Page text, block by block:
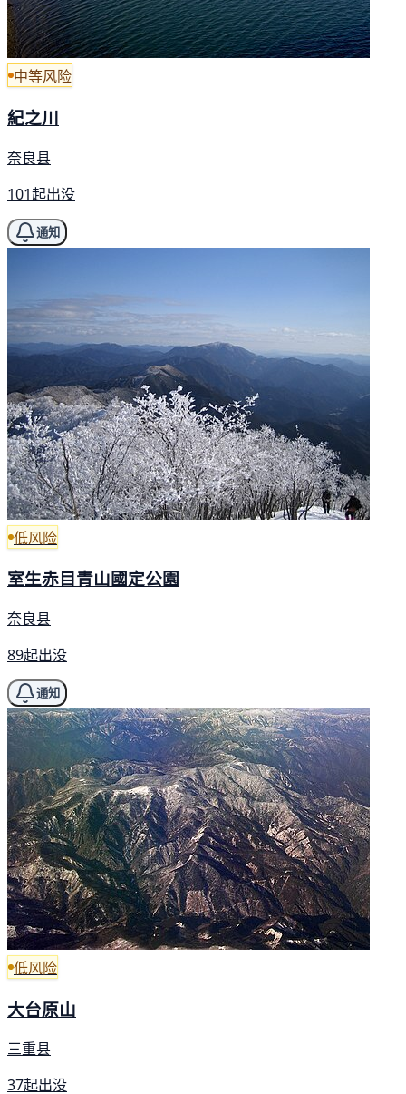
中等风险
紀之川
奈良县
101起出没
通知
低风险
室生赤目青山國定公園
奈良县
89起出没
通知
低风险
大台原山
三重县
37起出没